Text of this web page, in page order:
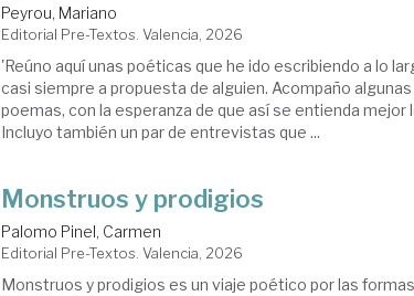
Peyrou, Mariano
Editorial Pre-Textos. Valencia, 2026
'Reúno aquí unas poéticas que he ido escribiendo a lo
casi siempre a propuesta de alguien. Acompaño
poemas, con la esperanza de que así se entienda mejor
Incluyo también un par de entrevistas que ...
Monstruos y prodigios
Palomo Pinel, Carmen
Editorial Pre-Textos. Valencia, 2026
Monstruos y prodigios es un viaje poético por las